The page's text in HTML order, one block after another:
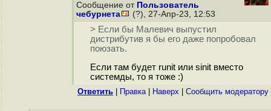
Сообщение от Пользователь
чебурнета
(?), 27-Апр-23, 12:53
> Если бы Малевич выпустил
дистрибутив я бы его даже попробовал
поюзать.
Если там будет runit или sinit вместо
системды, то я тоже :)
Ответить Правка| Наверх Cообщить модератору